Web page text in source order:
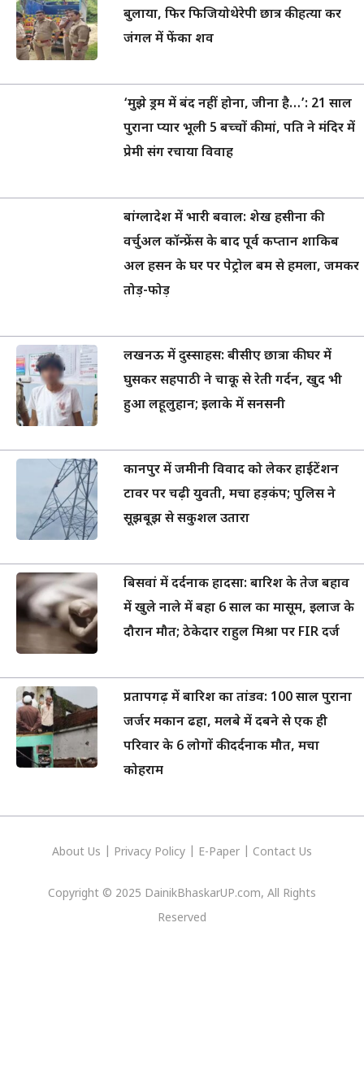
बुलाया, फिर फिजियोथेरेपी छात्र की हत्या कर
जंगल में फेंका शव
‘मुझे ड्रम में बंद नहीं होना, जीना है…’: 21 साल
पुराना प्यार भूली 5 बच्चों की मां, पति ने मंदिर में
प्रेमी संग रचाया विवाह
बांग्लादेश में भारी बवाल: शेख हसीना की
वर्चुअल कॉन्फ्रेंस के बाद पूर्व कप्तान शाकिब
अल हसन के घर पर पेट्रोल बम से हमला, जमकर
तोड़-फोड़
लखनऊ में दुस्साहस: बीसीए छात्रा की घर में
घुसकर सहपाठी ने चाकू से रेती गर्दन, खुद भी
हुआ लहूलुहान; इलाके में सनसनी
कानपुर में जमीनी विवाद को लेकर हाईटेंशन
टावर पर चढ़ी युवती, मचा हड़कंप; पुलिस ने
सूझबूझ से सकुशल उतारा
बिसवां में दर्दनाक हादसा: बारिश के तेज बहाव
में खुले नाले में बहा 6 साल का मासूम, इलाज के
दौरान मौत; ठेकेदार राहुल मिश्रा पर FIR दर्ज
प्रतापगढ़ में बारिश का तांडव: 100 साल पुराना
जर्जर मकान ढहा, मलबे में दबने से एक ही
परिवार के 6 लोगों की दर्दनाक मौत, मचा
कोहराम
About Us Privacy Policy E-Paper Contact Us
Copyright © 2025 DainikBhaskarUP.com, All Rights
Reserved